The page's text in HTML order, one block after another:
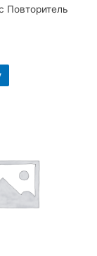
Повторитель